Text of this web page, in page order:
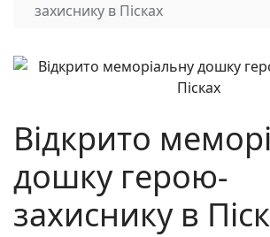
захиснику в Пісках
Відкрито
дошку герою-
захиснику в